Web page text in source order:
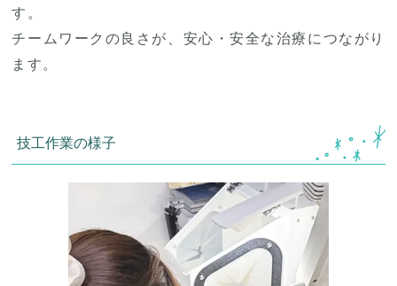
す。
チームワークの良さが、安心・安全な治療につながり
ます。
技工作業の様子